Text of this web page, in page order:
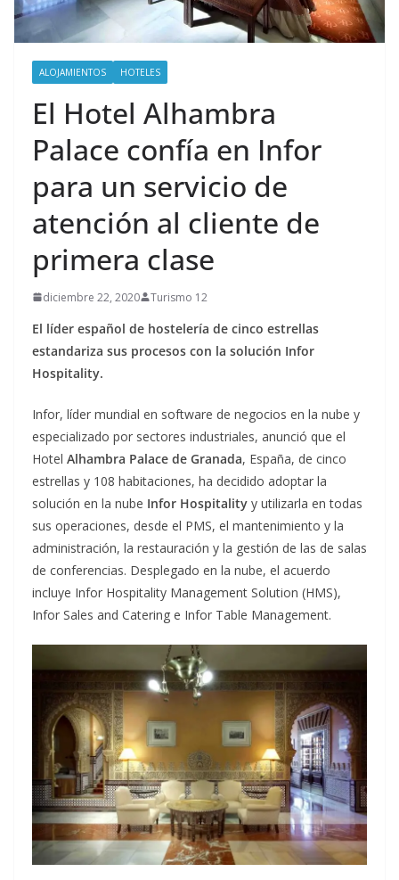
ALOJAMIENTOS HOTELES
El Hotel Alhambra
Palace confía en Infor
para un servicio de
atención al cliente de
primera clase
diciembre 22, 2020 Turismo 12
El líder español de hostelería de cinco estrellas
estandariza sus procesos con la solución Infor
Hospitality.
Infor, líder mundial en software de negocios en la nube y
especializado por sectores industriales, anunció que el
Hotel Alhambra Palace de Granada, España, de cinco
estrellas y 108 habitaciones, ha decidido adoptar la
solución en la nube Infor Hospitality y utilizarla en todas
sus operaciones, desde el PMS, el mantenimiento y la
administración, la restauración y la gestión de las de salas
de conferencias. Desplegado en la nube, el acuerdo
incluye Infor Hospitality Management Solution (HMS),
Infor Sales and Catering e Infor Table Management.